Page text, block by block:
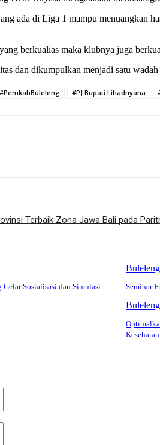
ada di Liga 1 mampu menuangkan
berkualias maka klubnya juga
dan dikumpulkan menjadi satu
#PemkabBuleleng #PJ Bupati Lihadnyana
Terbaik Zona Jawa Bali pada
Sosialisasi dan Simulasi
Buleleng
Seminar
Buleleng
Kesehatan